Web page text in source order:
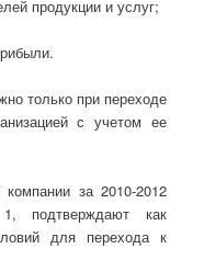
продукции и услуг;
только при переходе
с учетом ее
за 2010-2012
подтверждают как
для перехода к